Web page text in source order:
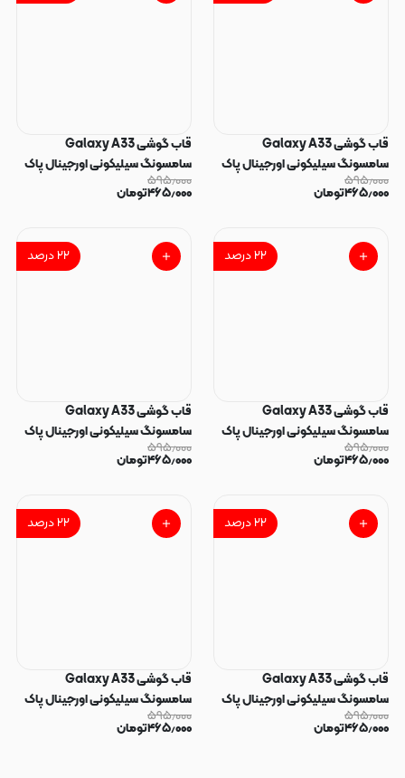
قاب گوشی Galaxy A33
سامسونگ سیلیکونی اورجینال پاک
۵۹۵٫۰۰۰
۴۶۵٫۰۰۰تومان
قاب گوشی Galaxy A33
سامسونگ سیلیکونی اورجینال پاک
۵۹۵٫۰۰۰
۴۶۵٫۰۰۰تومان
۲۲درصد
قاب گوشی Galaxy A33
سامسونگ سیلیکونی اورجینال پاک
۵۹۵٫۰۰۰
۴۶۵٫۰۰۰تومان
۲۲درصد
قاب گوشی Galaxy A33
سامسونگ سیلیکونی اورجینال پاک
۵۹۵٫۰۰۰
۴۶۵٫۰۰۰تومان
۲۲درصد
قاب گوشی Galaxy A33
سامسونگ سیلیکونی اورجینال پاک
مشکی کد 165257
۵۹۵٫۰۰۰
۴۶۵٫۰۰۰تومان
۲۲درصد
قاب گوشی Galaxy A33
سامسونگ سیلیکونی اورجینال پاک
زرشکی کد 165256
۵۹۵٫۰۰۰
۴۶۵٫۰۰۰تومان